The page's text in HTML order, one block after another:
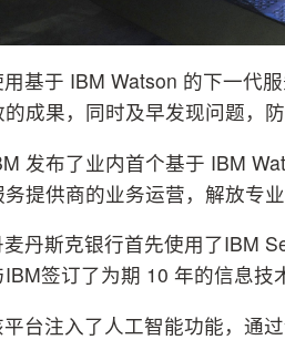
基于 IBM Watson 的下一代
的成果，同时及早发现问题，
发布了业内首个基于 IBM
提供商的业务运营，解放专
麦丹斯克银行首先使用了IBM
签订了为期 10 年的信息技
台注入了人工智能功能，通